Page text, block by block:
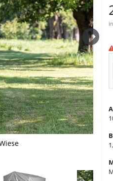
Gitterelemente
dachplane